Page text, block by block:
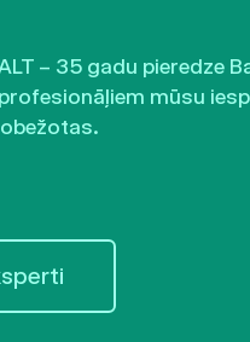
– 35 gadu pieredze
mūsu